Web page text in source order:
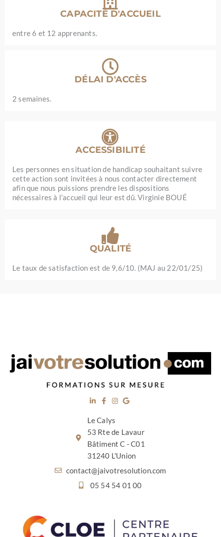
CAPACITÉ D'ACCUEIL
entre 6 et 12 apprenants.
DÉLAI D'ACCÈS
2 semaines.
ACCESSIBILITÉ
Les personnes en situation de handicap souhaitant suivre
cette action sont invitées à nous contacter directement
afin que nous puissions prendre les dispositions
nécessaires à l’accueil qui leur est dû. Virginie BOUÉ
QUALITÉ
Le taux de satisfaction est de 9,6/10. (MAJ au 22/01/25)
Le Calys
53 Rte de Lavaur
Bâtiment C - C01
31240 L'Union
contact@jaivotresolution.com
05 54 54 01 00